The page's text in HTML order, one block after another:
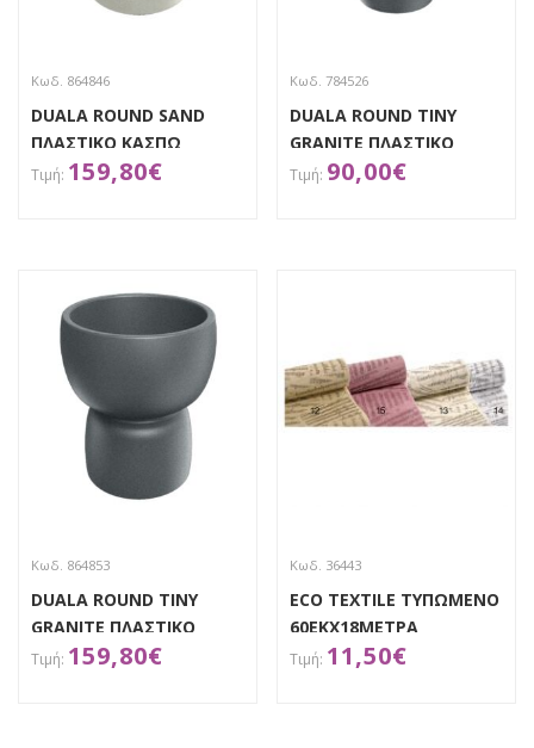
Κωδ. 864846
DUALA ROUND SAND
ΠΛΑΣΤΙΚΟ ΚΑΣΠΩ
Φ16.5Χ55ΕΚ
159,80€
Κωδ. 784526
DUALA ROUND TINY
GRANITE ΠΛΑΣΤΙΚΟ
ΚΑΣΠΩ Φ30Χ41.5EK
90,00€
Κωδ. 864853
DUALA ROUND TINY
GRANITE ΠΛΑΣΤΙΚΟ
ΚΑΣΠΩ Φ46.5Χ55ΕΚ
159,80€
Κωδ. 36443
ECO TEXTILE ΤΥΠΩΜΕΝΟ
60ΕΚΧ18ΜΕΤΡΑ
11,50€